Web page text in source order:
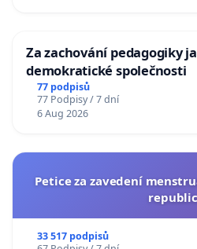
Za zachování pedagogiky
demokratické společnosti
77 podpisů
77 Podpisy / 7 dní
6 Aug 2026
Petice za zavedení
33 517 podpisů